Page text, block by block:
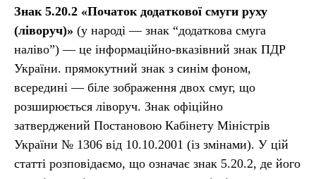
Знак 5.20.2 «Початок додаткової смуги руху
(ліворуч)» (у народі — знак “додаткова смуга
наліво”) — це інформаційно-вказівний знак ПДР
України. прямокутний знак з синім фоном,
всередині — біле зображення двох смуг, що
розширюється ліворуч. Знак офіційно
затверджений Постановою Кабінету Міністрів
України № 1306 від 10.10.2001 (із змінами). У цій
статті розповідаємо, що означає знак 5.20.2, де його